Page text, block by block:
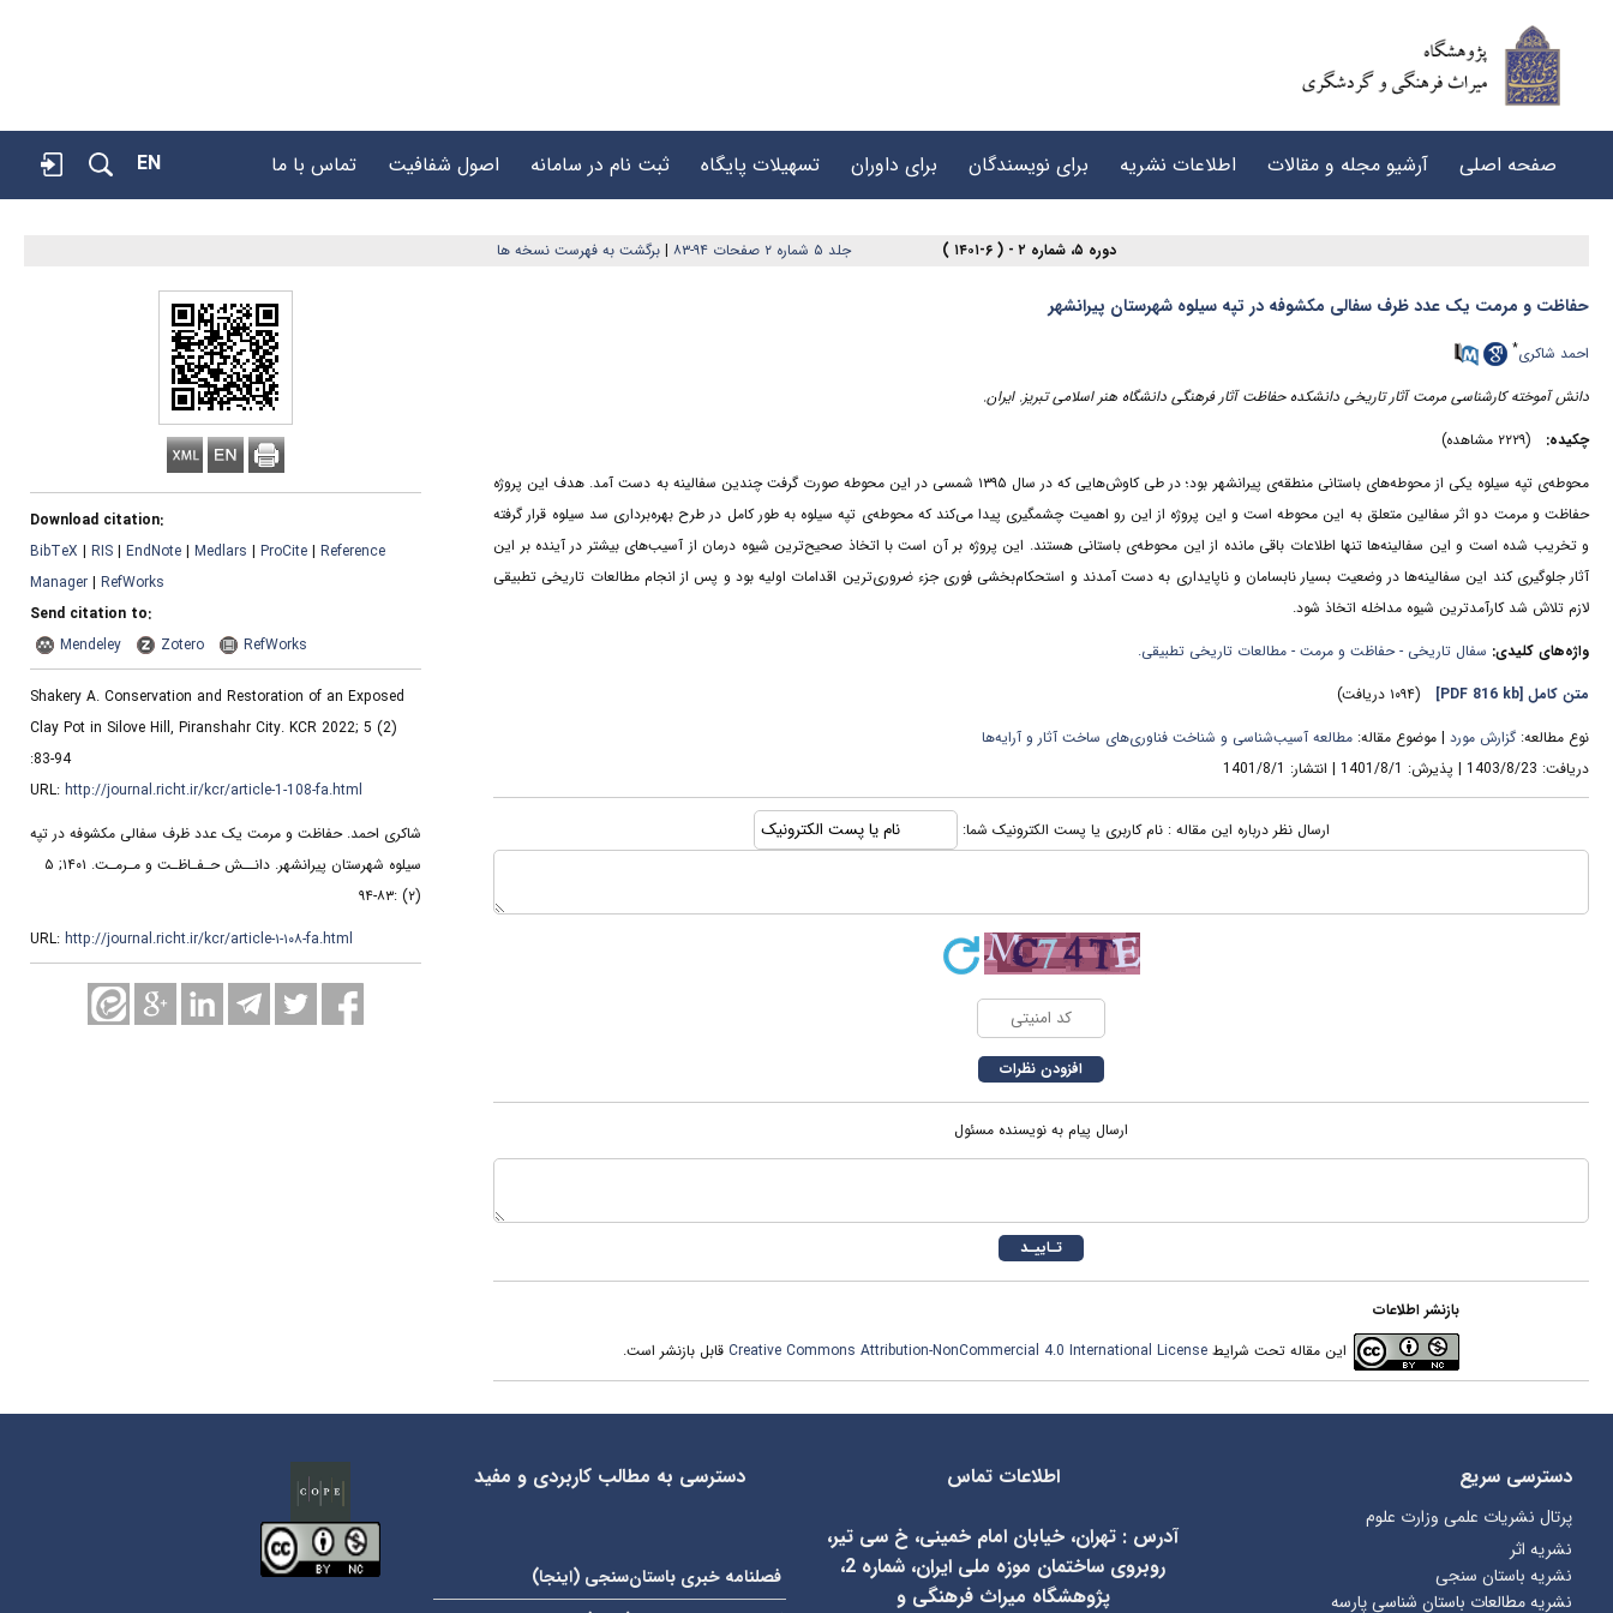
صفحه اصلی آرشیو مجله و مقالات اطلاعات نشریه برای نویسندگان برای داوران تسهیلات پایگاه ثبت نام در سامانه اصول شفافیت تماس با ما EN
دوره ۵، شماره ۲ - ( ۶-۱۴۰۱ ) جلد ۵ شماره ۲ صفحات ۹۴-۸۳ | برگشت به فهرست نسخه ها
Download citation:
BibTeX | RIS | EndNote | Medlars | ProCite | Reference
Manager | RefWorks
Send citation to:
Mendeley
Zotero RefWorks
Shakery A. Conservation and Restoration of an Exposed
Clay Pot in Silove Hill, Piranshahr City. KCR 2022; 5 (2)
:83-94
URL: http://journal.richt.ir/kcr/article-1-108-fa.html
شاکری احمد. حفاظت و مرمت یک عدد ظرف سفالی مکشوفه در تپه
سیلوه شهرستان پیرانشهر. دانــش حـفـاظـت و مـرمـت. ۱۴۰۱; ۵
(۲) :۸۳-۹۴
URL: http://journal.richt.ir/kcr/article-۱-۱۰۸-fa.html
حفاظت و مرمت یک عدد ظرف سفالی مکشوفه در تپه سیلوه شهرستان پیرانشهر
احمد شاکری*
دانش آموخته کارشناسی مرمت آثار تاریخی دانشکده حفاظت آثار فرهنگی دانشگاه هنر اسلامی تبریز. ایران.
چکیده:
(۲۲۲۹ مشاهده)
محوطه‌ی تپه سیلوه یکی از محوطه‌های باستانی منطقه‌ی پیرانشهر بود؛ در طی کاوش‌هایی که در سال ۱۳۹۵ شمسی در این محوطه صورت گرفت چندین سفالینه به دست آمد. هدف این پروژه
حفاظت و مرمت دو اثر سفالین متعلق به این محوطه است و این پروژه از این رو اهمیت چشمگیری پیدا می‌کند که محوطه‌ی تپه سیلوه به طور کامل در طرح بهره‌برداری سد سیلوه قرار گرفته
و تخریب شده است و این سفالینه‌ها تنها اطلاعات باقی مانده از این محوطه‌ی باستانی هستند. این پروژه بر آن است با اتخاذ صحیح‌ترین شیوه درمان از آسیب‌های بیشتر در آینده بر این
آثار جلوگیری کند این سفالینه‌ها در وضعیت بسیار نابسامان و ناپایداری به دست آمدند و استحکام‌بخشی فوری جزء ضروری‌ترین اقدامات اولیه بود و پس از انجام مطالعات تاریخی تطبیقی
لازم تلاش شد کارآمدترین شیوه مداخله اتخاذ شود.
واژه‌های کلیدی: سفال تاریخی - حفاظت و مرمت - مطالعات تاریخی تطبیقی.
متن کامل [PDF 816 kb]
(۱۰۹۴ دریافت)
نوع مطالعه: گزارش مورد | موضوع مقاله: مطالعه آسیب‌شناسی و شناخت فناوری‌های ساخت آثار و آرایه‌ها
دریافت: 1403/8/23 | پذیرش: 1401/8/1 | انتشار: 1401/8/1
ارسال نظر درباره این مقاله : نام کاربری یا پست الکترونیک شما:
ارسال پیام به نویسنده مسئول
بازنشر اطلاعات
این مقاله تحت شرایط Creative Commons Attribution-NonCommercial 4.0 International Licenseقابل بازنشر است.
دسترسی سریع
پرتال نشریات علمی وزارت علوم
نشریه اثر
نشریه باستان سنجی
نشریه مطالعات باستان شناسی پارسه
اطلاعات تماس
آدرس : تهران، خیابان امام خمینی، خ سی تیر،
روبروی ساختمان موزه ملی ایران، شماره 2،
پژوهشگاه میراث فرهنگی و
دسترسی به مطالب کاربردی و مفید
فصلنامه خبری باستان‌سنجی (اینجا)